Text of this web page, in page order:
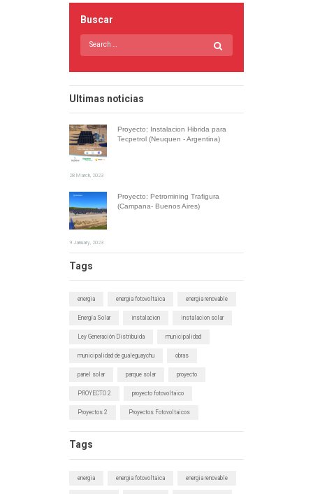
Buscar
Ultimas noticias
Proyecto: Instalacion Hibrida para
Tecpetrol (Neuquen - Argentina)
28 March, 2023
Proyecto: Petromining Trafigura
(Campana- Buenos Aires)
9 January, 2023
Tags
energia energia fotovoltaica energia renovable
Energía Solar instalacion instalacion solar
Ley Generación Distribuida municipalidad
municipalidad de gualeguaychu obras
panel solar parque solar proyecto
PROYECTO 2 proyecto fotovoltaico
Proyectos 2 Proyectos Fotovoltaicos
Tags
energia energia fotovoltaica energia renovable